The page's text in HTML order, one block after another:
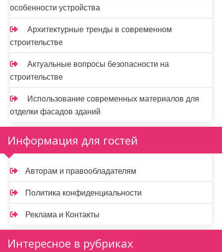
особенности устройства
Архитектурные тренды в современном
строительстве
Актуальные вопросы безопасности на
строительстве
Использование современных материалов для
отделки фасадов зданий
Информация для гостей
Авторам и правообладателям
Политика конфиденциальности
Реклама и Контакты
Интересное в рубриках